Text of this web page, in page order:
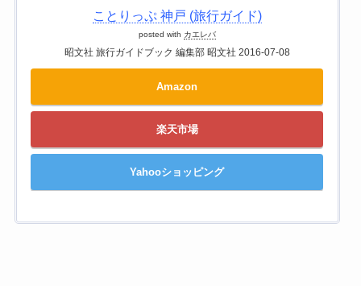
ことりっぷ 神戸 (旅行ガイド)
posted with カエレバ
昭文社 旅行ガイドブック 編集部 昭文社 2016-07-08
Amazon
楽天市場
Yahooショッピング